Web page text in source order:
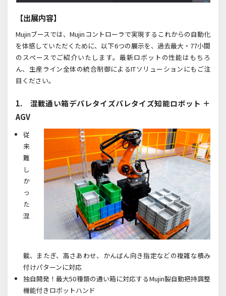
【出展内容】
Mujinブースでは、Mujinコントローラで実現するこれからの自動化
を体感していただくために、以下6つの展示を、過去最大・77小間
のスペースでご紹介いたします。最新ロボットの性能はもちろ
ん、生産ライン全体の統合制御によるITソリューションにもご注
目ください。
1. 混載通い箱デパレタイズパレタイズ知能ロボット ＋
AGV
従
来
難
し
か
っ
た
混
載、またぎ、高さあわせ、かんばん向き指定などの複雑な積み
付けパターンに対応
独自開発！最大50種類の通い箱に対応するMujin製自動把持調整
機能付きロボットハンド